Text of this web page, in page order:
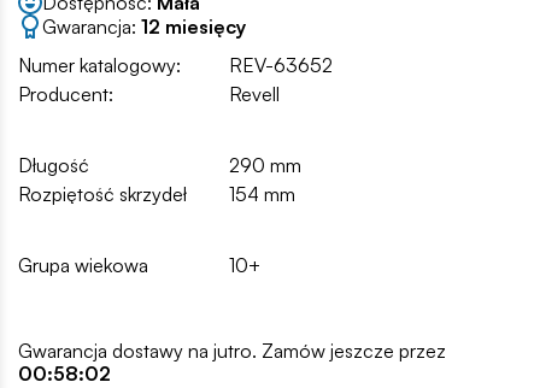
Gwarancja: 12 miesięcy
Numer katalogowy:
REV-63652
Producent:
Revell
Długość
290 mm
Rozpiętość skrzydeł
154 mm
Grupa wiekowa 10+
Gwarancja dostawy na jutro. Zamów jeszcze przez
00:58:01